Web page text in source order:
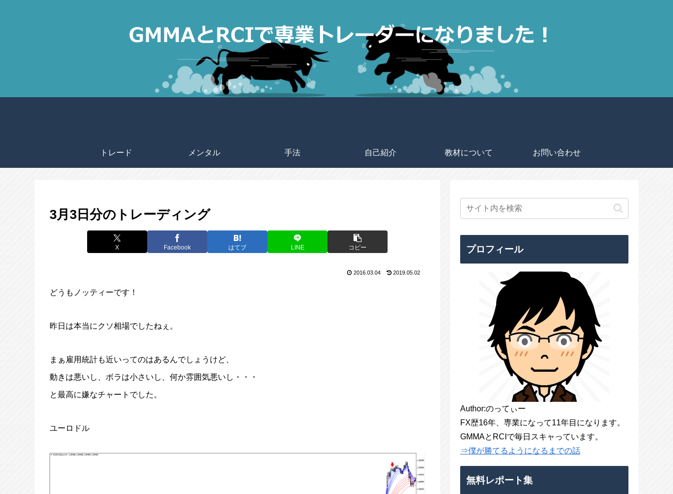
トレード メンタル 手法 自己紹介 教材について お問い合わせ
3月3日分のトレーディング
X Facebook はてブ LINE コピー
2016.03.04 2019.05.02
どうもノッティーです！
昨日は本当にクソ相場でしたねぇ。
まぁ雇用統計も近いってのはあるんでしょうけど、
動きは悪いし、ボラは小さいし、何か雰囲気悪いし・・・
と最高に嫌なチャートでした。
ユーロドル
プロフィール
Author:のってぃー
FX歴16年、専業になって11年目になります。
GMMAとRCIで毎日スキャっています。
⇒僕が勝てるようになるまでの話
無料レポート集